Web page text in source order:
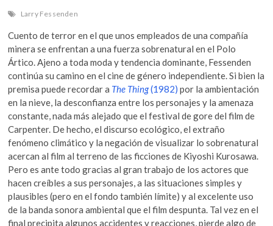
Larry Fessenden
Cuento de terror en el que unos empleados de una compañía
minera se enfrentan a una fuerza sobrenatural en el Polo
Ártico. Ajeno a toda moda y tendencia dominante, Fessenden
continúa su camino en el cine de género independiente. Si bien la
premisa puede recordar a The Thing(1982) por la ambientación
en la nieve, la desconfianza entre los personajes y la amenaza
constante, nada más alejado que el festival de gore del film de
Carpenter. De hecho, el discurso ecológico, el extraño
fenómeno climático y la negación de visualizar lo sobrenatural
acercan al film al terreno de las ficciones de Kiyoshi Kurosawa.
Pero es ante todo gracias al gran trabajo de los actores que
hacen creíbles a sus personajes, a las situaciones simples y
plausibles (pero en el fondo también límite) y al excelente uso
de la banda sonora ambiental que el film despunta. Tal vez en el
final precipita algunos accidentes y reacciones, pierde algo de